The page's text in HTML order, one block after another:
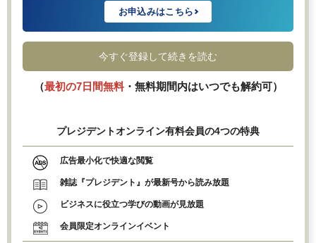
お申込みはこちら
今すぐ登録して続きを読む
（最初の7日間無料・無料期間内はいつでも解約可）
プレジデントオンライン有料会員の4つの特典
広告最小化で快適な閲覧
雑誌『プレジデント』が最新号から読み放題
ビジネスに役立つ学びの動画が見放題
会員限定オンラインイベント